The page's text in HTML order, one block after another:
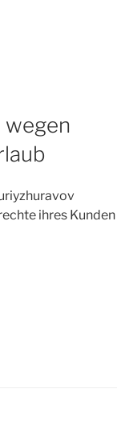
wegen
ihres Kunden